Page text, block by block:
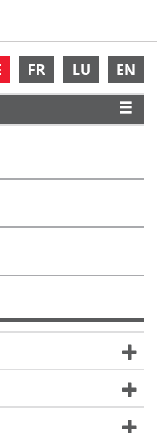
FR LU EN